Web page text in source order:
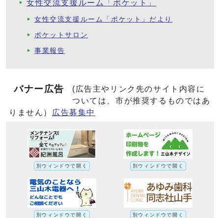
女性交流支援ルーム「ポケット」
女性交流支援ルーム「ポケット」だより
ポケットサロン
事業報告
バナー広告
(広告主やリンク先のサイト内容に
ついては、市が推奨するものではあ
りません）
広告募集中
別ウィンドウで開く 別ウィンドウで開く
別ウィンドウで開く 別ウィンドウで開く